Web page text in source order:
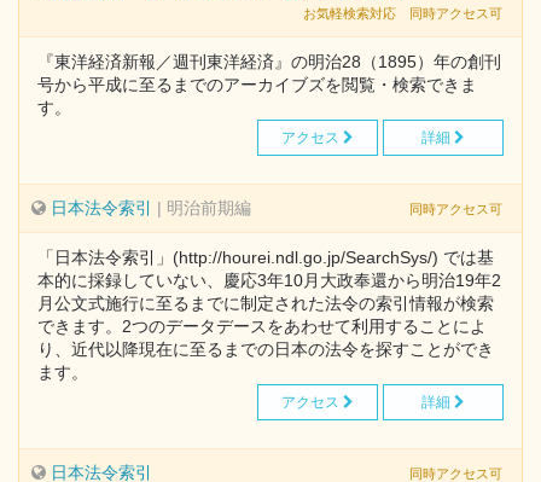
お気軽検索対応 同時アクセス可
『東洋経済新報／週刊東洋経済』の明治28（1895）年の創刊
号から平成に至るまでのアーカイブズを閲覧・検索できま
す。
アクセス 詳細
日本法令索引 | 明治前期編 同時アクセス可
「日本法令索引」(http://hourei.ndl.go.jp/SearchSys/) では基
本的に採録していない、慶応3年10月大政奉還から明治19年2
月公文式施行に至るまでに制定された法令の索引情報が検索
できます。2つのデータデースをあわせて利用することによ
り、近代以降現在に至るまでの日本の法令を探すことができ
ます。
アクセス 詳細
日本法令索引 同時アクセス可